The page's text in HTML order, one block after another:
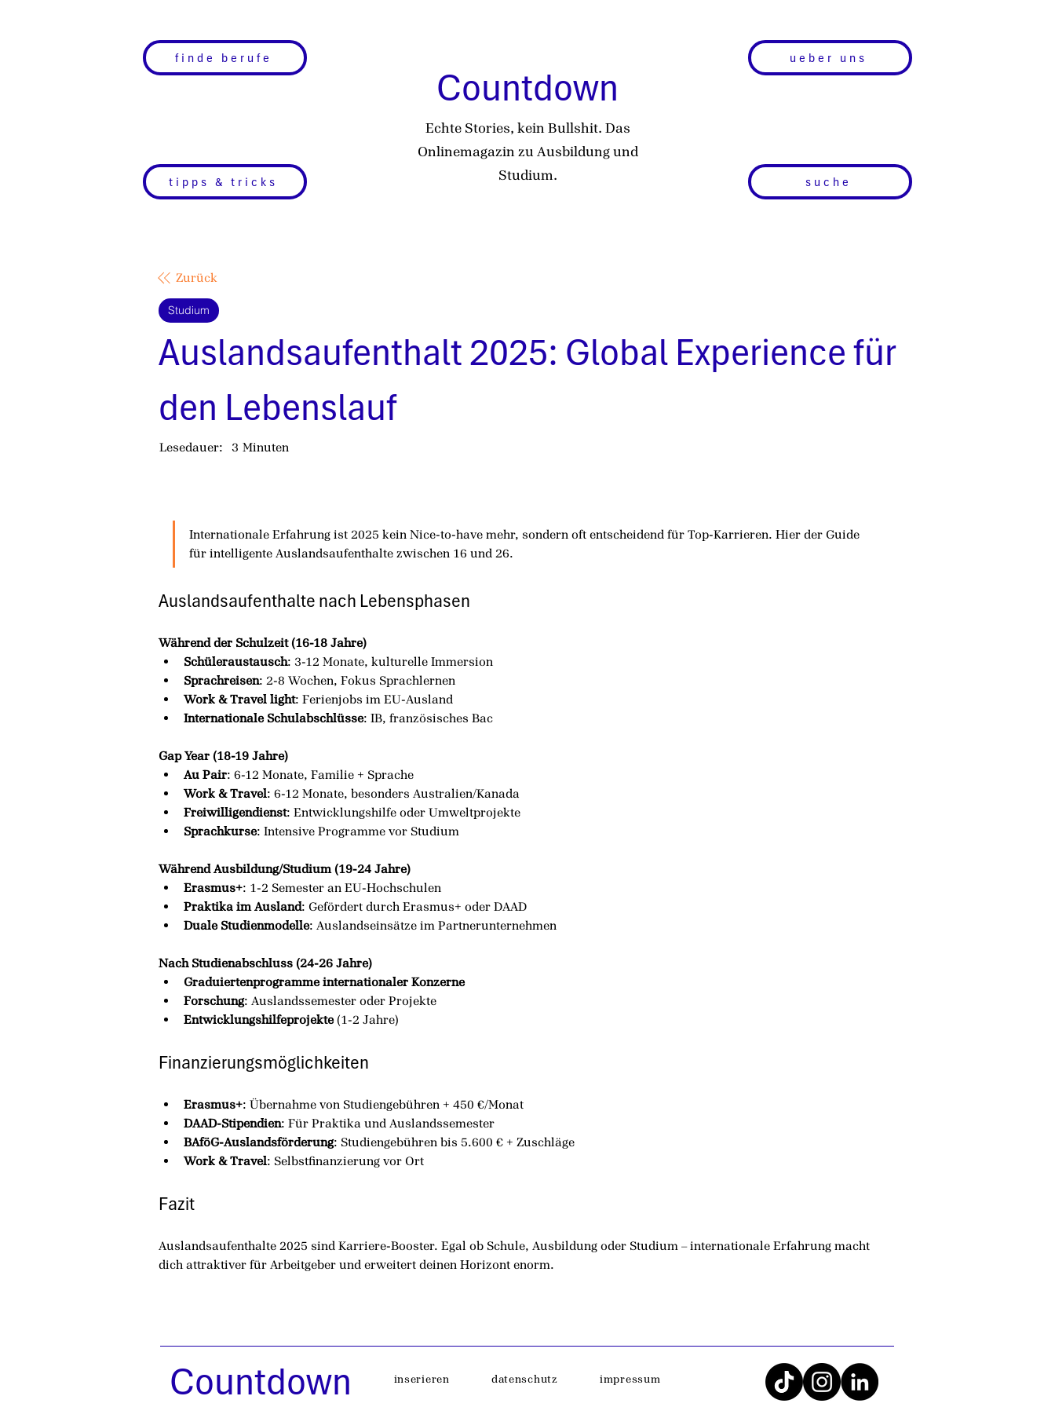
finde berufe
tipps & tricks
Countdown
Echte Stories, kein Bullshit. Das
Onlinemagazin zu Ausbildung und
Studium.
ueber uns
suche
Zurück
Studium
Auslandsaufenthalt 2025: Global Experience für
den Lebenslauf
3
Lesedauer: Minuten
Internationale Erfahrung ist 2025 kein Nice-to-have mehr, sondern oft entscheidend für Top-Karrieren. Hier der Guide
für intelligente Auslandsaufenthalte zwischen 16 und 26.
Auslandsaufenthalte nach Lebensphasen
Während der Schulzeit (16-18 Jahre)
Schüleraustausch: 3-12 Monate, kulturelle Immersion
Sprachreisen: 2-8 Wochen, Fokus Sprachlernen
Work & Travel light: Ferienjobs im EU-Ausland
Internationale Schulabschlüsse: IB, französisches Bac
Gap Year (18-19 Jahre)
Au Pair: 6-12 Monate, Familie + Sprache
Work & Travel: 6-12 Monate, besonders Australien/Kanada
Freiwilligendienst: Entwicklungshilfe oder Umweltprojekte
Sprachkurse: Intensive Programme vor Studium
Während Ausbildung/Studium (19-24 Jahre)
Erasmus+: 1-2 Semester an EU-Hochschulen
Praktika im Ausland: Gefördert durch Erasmus+ oder DAAD
Duale Studienmodelle: Auslandseinsätze im Partnerunternehmen
Nach Studienabschluss (24-26 Jahre)
Graduiertenprogramme internationaler Konzerne
Forschung: Auslandssemester oder Projekte
Entwicklungshilfeprojekte (1-2 Jahre)
Finanzierungsmöglichkeiten
Erasmus+: Übernahme von Studiengebühren + 450 €/Monat
DAAD-Stipendien: Für Praktika und Auslandssemester
BAföG-Auslandsförderung: Studiengebühren bis 5.600 € + Zuschläge
Work & Travel: Selbstfinanzierung vor Ort
Fazit
Auslandsaufenthalte 2025 sind Karriere-Booster. Egal ob Schule, Ausbildung oder Studium – internationale Erfahrung macht
dich attraktiver für Arbeitgeber und erweitert deinen Horizont enorm.
Countdown inserieren datenschutz impressum